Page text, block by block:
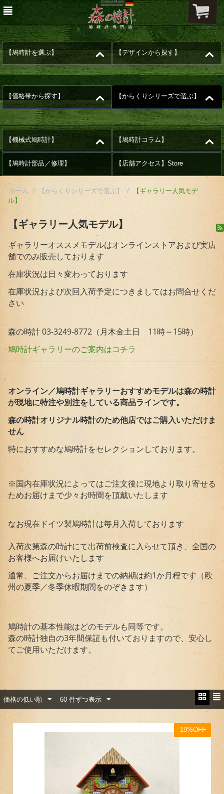
【鳩時計を選ぶ】 【デザインから探す】
【価格帯から探す】 【からくりシリーズで選ぶ】
【機械式鳩時計】 【鳩時計コラム】
【鳩時計部品／修理】 【店舗アクセス】Store
ホーム / 【からくりシリーズで選ぶ】 /
【ギャラリー人気モデ
ル】
【ギャラリー人気モデル】
ギャラリーオススメモデルはオンラインストアおよび実店
舗でのみ販売しております
在庫状況は日々変わっております
在庫状況および次回入荷予定につきましてはお問合せくだ
さい
森の時計 03-3249-8772（月木金土日 11時～15時）
鳩時計ギャラリーのご案内はコチラ
オンライン／鳩時計ギャラリーおすすめモデルは森の時計
が現地に特注や別注をしている商品ラインです。
森の時計オリジナル時計のため他店ではご購入いただけま
せん
特におすすめな鳩時計をセレクションしております。
※国内在庫状況によってはご注文後に現地より取り寄せる
ためお届けまで少々お時間を頂戴いたします
なお現在ドイツ製鳩時計は毎月入荷しております
入荷次第森の時計にて出荷前検査に入らせて頂き、全国の
お客様へお届けいたします
通常、ご注文からお届けまでの納期は約1か月程です（欧
州の夏季／冬季休暇期間をのぞきます）
鳩時計の基本性能はどのモデルも同等です。
森の時計独自の3年間保証も付いておりますので、安心し
てご使用いただけます。
価格の低い順 60 件ずつ表示
19%OFF